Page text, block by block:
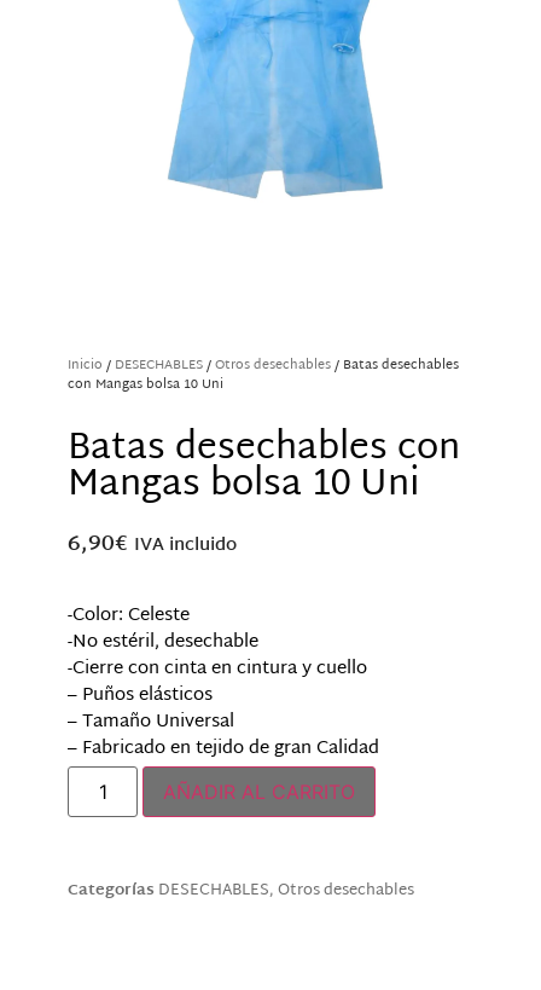
Inicio / DESECHABLES/Otros desechables/ Batas desechables
con Mangas bolsa 10 Uni
Batas desechables con
Mangas bolsa 10 Uni
6,90€ IVA incluido
-Color: Celeste
-No estéril, desechable
-Cierre con cinta en cintura y cuello
– Puños elásticos
– Tamaño Universal
– Fabricado en tejido de gran Calidad
AÑADIR AL CARRITO
Categorías DESECHABLES,Otros desechables